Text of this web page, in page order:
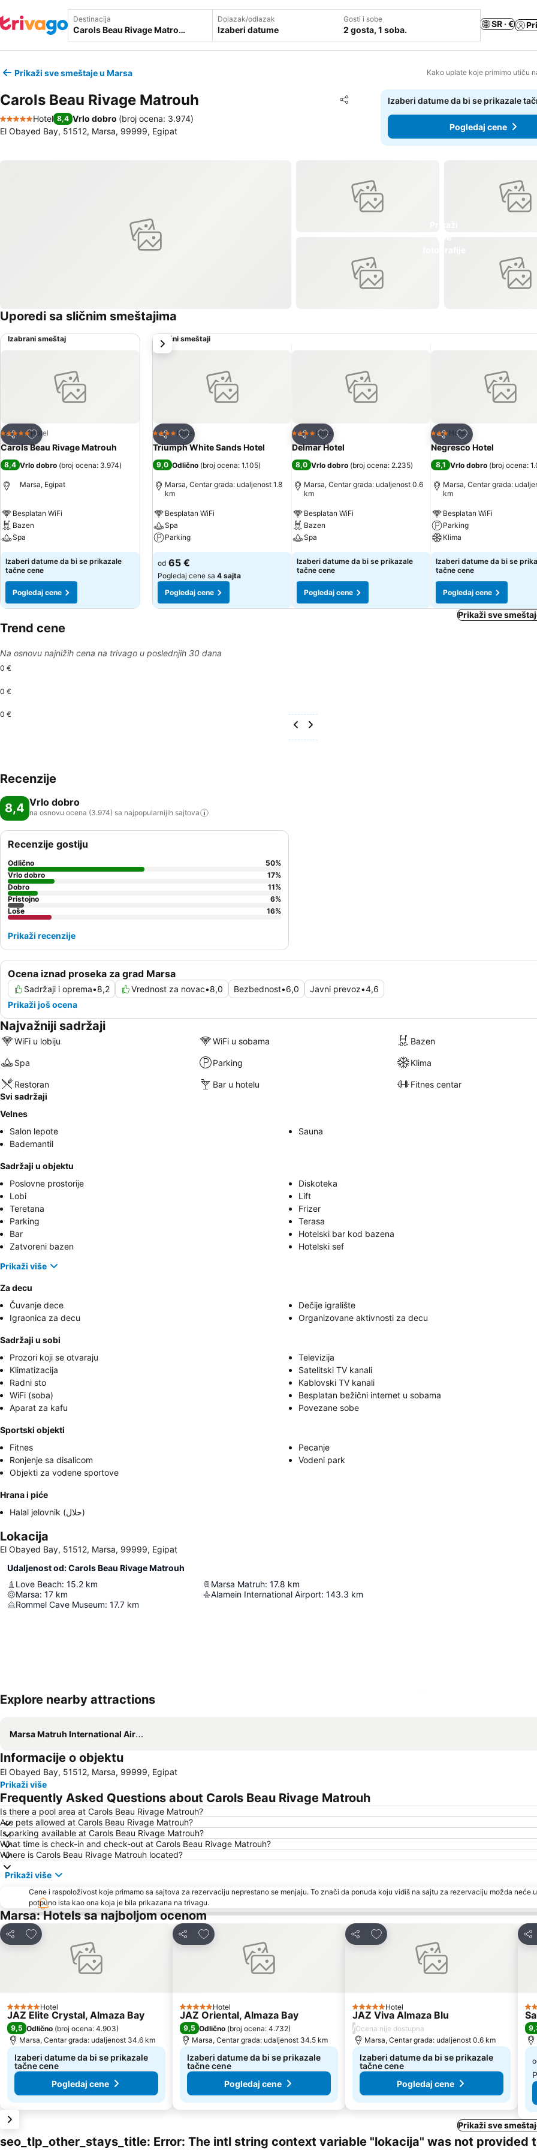
Destinacija Dolazak/odlazak
Izaberi datume
Gosti i sobe
2 gosta, 1 soba.
SR · €
Prikaži sve smeštaje u Marsa Kako uplate koje primimo utiču
Carols Beau Rivage Matrouh Deli
Dodati u favorite
5 Zvezdice
Hotel 8,4 Vrlo dobro (broj ocena: 3.974)
El Obayed Bay, 51512, Marsa, 99999, Egipat
Izaberi datume da bi se prikazale
Pogledaj cene
Uporedi sa sličnim smeštajima
Izabrani smeštaj
Deli
Dodati u favorite
5 ZvezdiceHotel
Carols Beau Rivage Matrouh
8,4 Vrlo dobro (broj ocena: 3.974)
Marsa, Egipat
Besplatan WiFi
Bazen
Spa
Izaberi datume da bi se prikazale
tačne cene
Pogledaj cene
Slični smeštaji
Deli
Dodati u favorite
4 Zvezdice
Hotel
Triumph White Sands Hotel
9,0 Odlično (broj ocena: 1.105)
Marsa, Centar grada: udaljenost 1.8
km
Besplatan WiFi
Spa
Parking
od 65 €
Pogledaj cene sa 4 sajta
Pogledaj cene
Deli
Dodati u favorite
4 Zvezdice
Hotel
Delmar Hotel
8,0 Vrlo dobro (broj ocena: 2.235)
Marsa, Centar grada: udaljenost 0.6
km
Besplatan WiFi
Bazen
Spa
Izaberi datume da bi se prikazale
tačne cene
Pogledaj cene
Deli
Dodati u favorite
3 Zvezdice
Hotel
Negresco Hotel
8,1 Vrlo dobro (broj ocena:
Marsa, Centar grada:
km
Besplatan WiFi
Parking
Klima
Izaberi datume da bi se
tačne cene
Pogledaj cene
sledeće
Prikaži sve
Trend cene
Na osnovu najnižih cena na trivago u poslednjih 30 dana
0 €
0 €
0 €
Recenzije
8,4 Vrlo dobro
na osnovu ocena (3.974) sa najpopularnijih sajtova
Ocena iznad proseka za grad Marsa
Sadržaji i oprema•8,2 Vrednost za novac•8,0 Bezbednost•6,0 Javni prevoz•4,6
Prikaži još ocena
Recenzije gostiju
Odlično 50%
Vrlo dobro
17%
Dobro
11%
Pristojno
6%
Loše
16%
Prikaži recenzije
Najvažniji sadržaji
WiFi u lobiju WiFi u sobama Bazen
Spa Parking Klima
Restoran Bar u hotelu
Fitnes centar
Svi sadržaji
Velnes
Salon lepote
Sauna
Bademantil
Sadržaji u objektu
Poslovne prostorije
Diskoteka
Lobi
Lift
Teretana
Frizer
Parking
Terasa
Bar
Hotelski bar kod bazena
Zatvoreni bazen
Hotelski sef
Prikaži više
Za decu
Čuvanje dece
Dečije igralište
Igraonica za decu
Organizovane aktivnosti za decu
Sadržaji u sobi
Prozori koji se otvaraju
Televizija
Klimatizacija
Satelitski TV kanali
Radni sto
Kablovski TV kanali
WiFi (soba)
Besplatan bežični internet u sobama
Aparat za kafu
Povezane sobe
Sportski objekti
Fitnes
Pecanje
Ronjenje sa disalicom
Vodeni park
Objekti za vodene sportove
Hrana i piće
Halal jelovnik (حلال)
Lokacija
El Obayed Bay, 51512, Marsa, 99999, Egipat
Udaljenost od: Carols Beau Rivage Matrouh
Love Beach: 15.2 km
Marsa: 17 km
Rommel Cave Museum: 17.7 km
Marsa Matruh: 17.8 km
Alamein International Airport: 143.3 km
Explore nearby attractions
Marsa Matruh International Airport
Informacije o objektu
El Obayed Bay, 51512, Marsa, 99999, Egipat
Prikaži više
Frequently Asked Questions about Carols Beau Rivage Matrouh
Is there a pool area at Carols Beau Rivage Matrouh?
Are pets allowed at Carols Beau Rivage Matrouh?
Is parking available at Carols Beau Rivage Matrouh?
What time is check-in and check-out at Carols Beau Rivage Matrouh?
Where is Carols Beau Rivage Matrouh located?
Prikaži više
Cene i raspoloživost koje primamo sa sajtova za rezervaciju neprestano se menjaju. To znači da ponuda koju vidiš na sajtu za rezervaciju možda neće
potpuno ista kao ona koja je bila prikazana na trivagu.
Marsa: Hotels sa najboljom ocenom
Deli
Dodati u favorite
5 Zvezdice
Hotel
JAZ Elite Crystal, Almaza Bay
9,5 Odlično (broj ocena: 4.903)
Marsa, Centar grada: udaljenost 34.6 km
Izaberi datume da bi se prikazale
tačne cene
Pogledaj cene
Deli
Dodati u favorite
5 Zvezdice
Hotel
JAZ Oriental, Almaza Bay
9,5 Odlično (broj ocena: 4.732)
Marsa, Centar grada: udaljenost 34.5 km
Izaberi datume da bi se prikazale
tačne cene
Pogledaj cene
Deli
Dodati u favorite
5 Zvezdice
Hotel
JAZ Viva Almaza Blu
/Ocena nije dostupna
Marsa, Centar grada: udaljenost 0.6 km
Izaberi datume da bi se prikazale
tačne cene
Pogledaj cene
Deli
5
Prikaži sve
seo_tlp_other_stays_title: Error: The intl string context variable "lokacija" was not provided